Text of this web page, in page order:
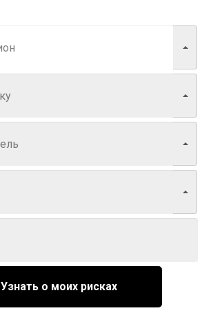
Узнать о моих рисках